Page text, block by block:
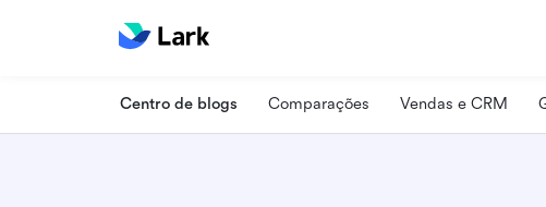
Centro de blogs Comparações Vendas e CRM